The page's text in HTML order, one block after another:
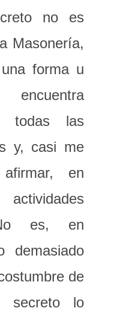
no es
Masonería,
forma u
todas las
y, casi me
en
es, en
demasiado
de
secreto lo